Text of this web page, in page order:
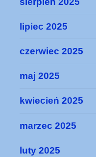
lipiec 2025
czerwiec 2025
maj 2025
kwiecień 2025
marzec 2025
luty 2025